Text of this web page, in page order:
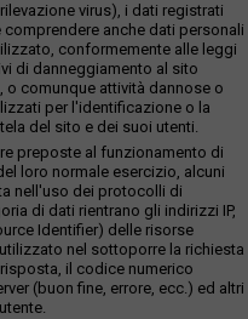
virus), i dati registrati
anche dati personali
conformemente alle leggi
di danneggiamento al sito
o comunque attività dannose o
per l'identificazione o la
del sito e dei suoi utenti.
preposte al funzionamento di
loro normale esercizio, alcuni
nell'uso dei protocolli di
di dati rientrano gli indirizzi IP,
Identifier) delle risorse
nel sottoporre la richiesta
il codice numerico
(buon fine, errore, ecc.) ed altri